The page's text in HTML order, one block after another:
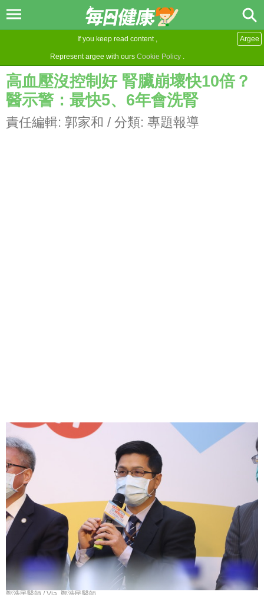
If you keep read content ,
Represent argee with ours Cookie Policy .
Argee
高血壓沒控制好 腎臟崩壞快10倍？
醫示警：最快5、6年會洗腎
責任編輯: 郭家和 / 分類: 專題報導